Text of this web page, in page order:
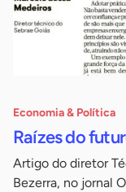
Economia & Política
Raízes do
Artigo do diretor
Bezerra, no jornal